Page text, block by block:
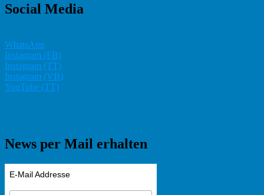
Social Media
WhatsApp
Instagram (FB)
Instagram (TT)
Instagram (VB)
YouTube (TT)
News per Mail erhalten
E-Mail Addresse